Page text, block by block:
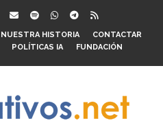
NUESTRA HISTORIA
CONTACTAR
POLÍTICAS IA FUNDACIÓN